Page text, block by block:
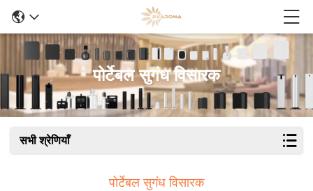
पोर्टेबल सुगंध विसारक
सभी श्रेणियाँ
पोर्टेबल सुगंध विसारक